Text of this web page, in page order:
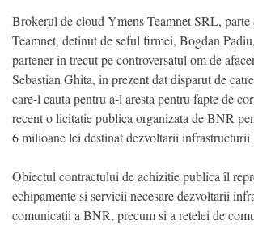
Brokerul de cloud Ymens Teamnet SRL, parte
Teamnet, detinut de seful firmei, Bogdan
partener in trecut pe controversatul om de
Sebastian Ghita, in prezent dat disparut de
care-l cauta pentru a-l aresta pentru fapte de
recent o licitatie publica organizata de BNR
6 milioane lei destinat dezvoltarii infrastructurii
Obiectul contractului de achizitie publica îl
echipamente si servicii necesare dezvoltarii
comunicatii a BNR, precum si a retelei de